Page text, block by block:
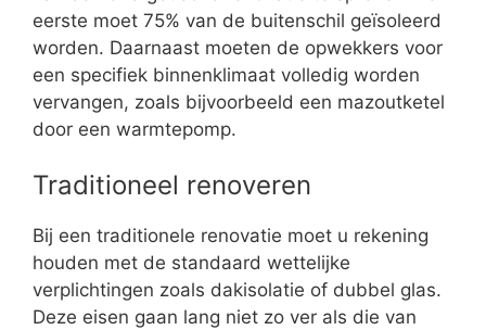
eerste moet 75% van de buitenschil geïsoleerd
worden. Daarnaast moeten de opwekkers voor
een specifiek binnenklimaat volledig worden
vervangen, zoals bijvoorbeeld een mazoutketel
door een warmtepomp.
Traditioneel renoveren
Bij een traditionele renovatie moet u rekening
houden met de standaard wettelijke
verplichtingen zoals dakisolatie of dubbel glas.
Deze eisen gaan lang niet zo ver als die van